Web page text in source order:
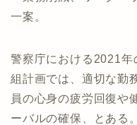
一案。
警察庁における2021年
組計画では、適切な勤
員の心身の疲労回復や
ーバルの確保、とある。